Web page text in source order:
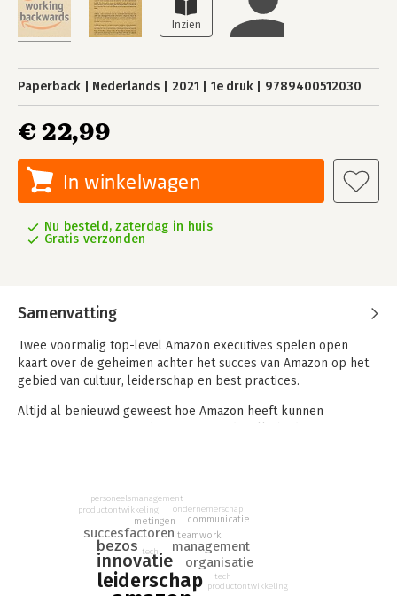
Paperback Nederlands 2021 1e druk 9789400512030
€ 22,99
In winkelwagen
Nu besteld, zaterdag in huis
Gratis verzonden
Samenvatting
Twee voormalig top-level Amazon executives spelen open
kaart over de geheimen achter het succes van Amazon op het
gebied van cultuur, leiderschap en best practices.
Altijd al benieuwd geweest hoe Amazon heeft kunnen
zowel een praktische gids als het verhaal achter Amazon,
waarin zij beschrijven wat het betekent om 'Amazoniaan' te zijn
en hoe het hun persoonlijke en professionele levens
beïnvloed heeft.
Het succes van Amazon is niet bereikt door de genialiteit van
leiderschap
innovatie
bezos
succesfactoren
management
organisatie
tech
metingen
teamwork
productontwikkeling
personeelsmanagement
tech
ondernemerschap
communicatie
productontwikkeling